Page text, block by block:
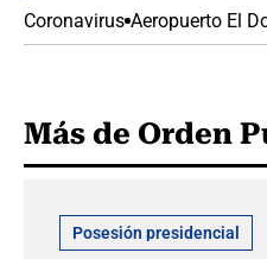
Coronavirus Aeropuerto El
Más de Orden
Posesión presidencial